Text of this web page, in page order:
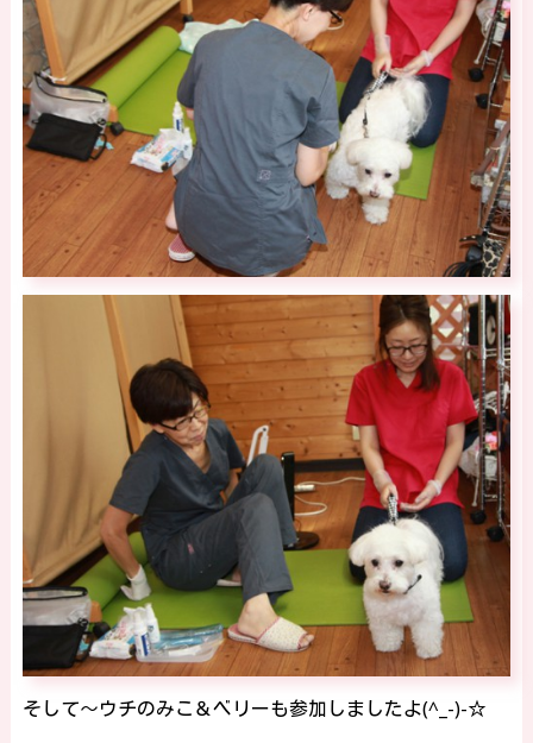
そして～ウチのみこ＆ベリーも参加しましたよ(^_-)-☆